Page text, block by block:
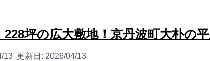
228坪の広大敷地！京丹波町大朴の
13 更新日: 2026/04/13